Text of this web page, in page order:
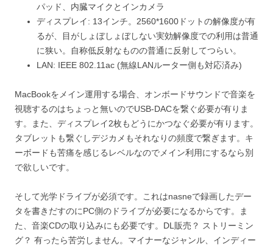
パッド、内臓マイクとインカメラ
ディスプレイ: 13インチ。2560*1600ドットの解像度が有
るが、目がしょぼしょぼしない実効解像度での利用は普通
に狭い。自称低反射なものの普通に反射してつらい。
LAN: IEEE 802.11ac (無線LANルーター側も対応済み)
MacBookをメイン運用する場合、オンボードサウンドで音楽を
視聴するのはちょっと無いのでUSB-DACを繋ぐ必要が有りま
す。また、ディスプレイ2枚もどうにかつなぐ必要が有ります。
タブレットも繋ぐしデジカメもそれなりの頻度で繋ぎます。キ
ーボードも苦痛を感じるレベルなのでメイン利用にするなら別
で欲しいです。
そして光学ドライブが必須です。これはnasneで録画したデー
タを書きだすのにPC側のドライブが必要になるからです。ま
た、音楽CDの取り込みにも必要です。DL販売？ ストリーミン
グ？ 有ったら苦労しません。マイナーなジャンル、インディー